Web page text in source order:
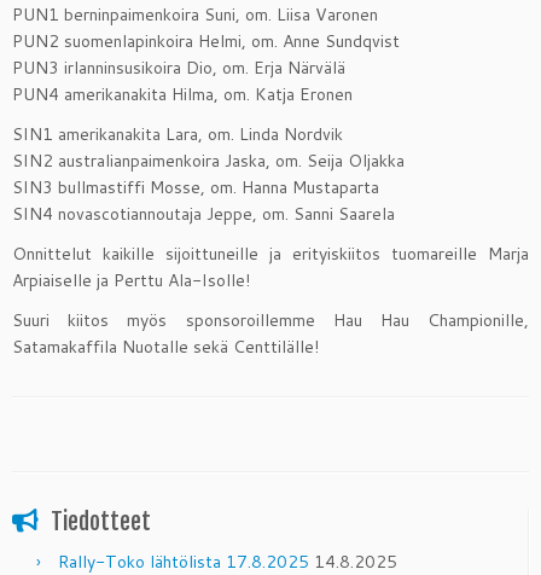
PUN1 berninpaimenkoira Suni, om. Liisa Varonen
PUN2 suomenlapinkoira Helmi, om. Anne Sundqvist
PUN3 irlanninsusikoira Dio, om. Erja Närvälä
PUN4 amerikanakita Hilma, om. Katja Eronen
SIN1 amerikanakita Lara, om. Linda Nordvik
SIN2 australianpaimenkoira Jaska, om. Seija Oljakka
SIN3 bullmastiffi Mosse, om. Hanna Mustaparta
SIN4 novascotiannoutaja Jeppe, om. Sanni Saarela
Onnittelut kaikille sijoittuneille ja erityiskiitos tuomareille Marja
Arpiaiselle ja Perttu Ala-Isolle!
Suuri kiitos myös sponsoroillemme Hau Hau Championille,
Satamakaffila Nuotalle sekä Centtilälle!
Tiedotteet
Rally-Toko lähtölista 17.8.2025 14.8.2025